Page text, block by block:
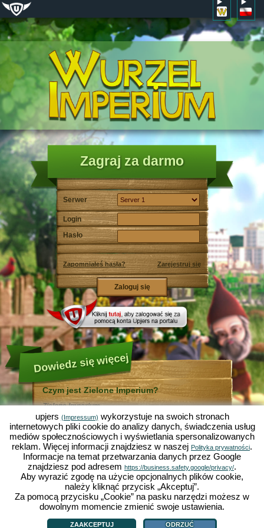
Zagraj za darmo
Serwer
Login
Hasło
Zapomniałeś hasła? Zarejestruj się
Dowiedz się więcej
Czym jest Zielone Imperium?
Zielone Imperium ...
... jest zabawną symulacją ekonomiczną, w której
wszystko odbywa się w mikrokosmosie ogrodu. Jako
bezpłatna gra online działa całkowicie w Twojej
przeglądarce bez konieczności jej instalowania i
pomocy dodatkowego oprogramowania!
Zlecając pracę skrzętnym krasnalom ogrodowym
będziesz mógł stworzyć swój własny mały Rajski
Ogród. Siać, sadzić, zbierać plony, handlować z innymi
graczami, czy też ulepszać metody uprawy? Sałata,
marchewka, truskawki, szpinak czy też cebula? Zależy
od Ciebie, które warzywa, kwiaty lub owoce chcesz
uprawiać. Odwiedź przyjazne miastaZieloną Dolinęi
Działkowo
, by handlować z innymi graczami, kupować
nowe rośliny i ozdoby do Twojego ogrodu, a także
Czym jest Zielone Imperium? |Historia|ZI oferuje|Zasady gry|
Zarządzaj ciasteczkami
upjers (Impressum) wykorzystuje na swoich stronach
internetowych pliki cookie do analizy danych, świadczenia usług
mediów społecznościowych i wyświetlania spersonalizowanych
reklam. Więcej informacji znajdziesz w naszej Polityka prywatności.
Informacje na temat przetwarzania danych przez Google
znajdziesz pod adresem https://business.safety.google/privacy/.
Aby wyrazić zgodę na użycie opcjonalnych plików cookie,
należy kliknąć przycisk „Akceptuj”.
Za pomocą przycisku „Cookie” na pasku narzędzi możesz w
dowolnym momencie zmienić swoje ustawienia.
ZAAKCEPTUJ ODRZUĆ